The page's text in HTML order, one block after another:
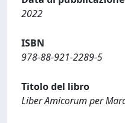
2022
ISBN
978-88-921-2289-5
Titolo del libro
Liber Amicorum per